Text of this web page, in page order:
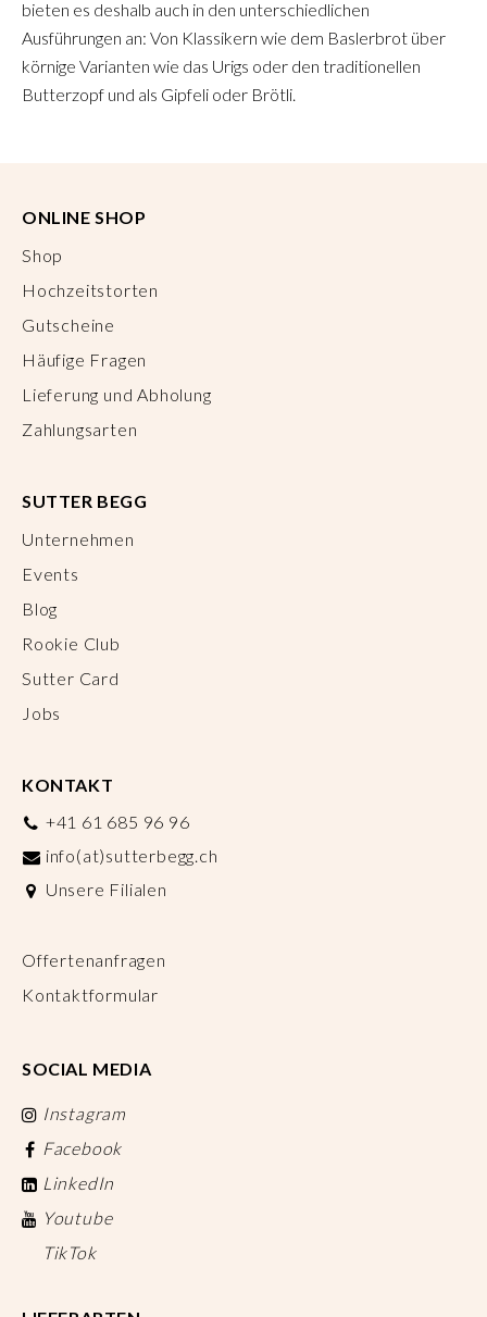
bieten es deshalb auch in den unterschiedlichen
Ausführungen an: Von Klassikern wie dem Baslerbrot über
körnige Varianten wie das Urigs oder den traditionellen
Butterzopf und als Gipfeli oder Brötli.
ONLINE SHOP
Shop
Hochzeitstorten
Gutscheine
Häufige Fragen
Lieferung und Abholung
Zahlungsarten
SUTTER BEGG
Unternehmen
Events
Blog
Rookie Club
Sutter Card
Jobs
KONTAKT
+41 61 685 96 96
info(at)sutterbegg.ch
Unsere Filialen
Offertenanfragen
Kontaktformular
SOCIAL MEDIA
Instagram
Facebook
LinkedIn
Youtube
TikTok